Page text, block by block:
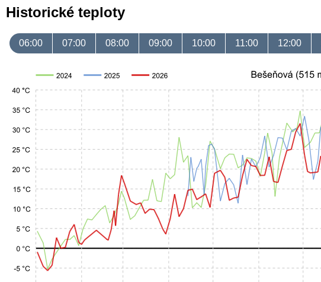
Historické teploty
06:00 07:00 08:00 09:00 10:00 11:00 12:00